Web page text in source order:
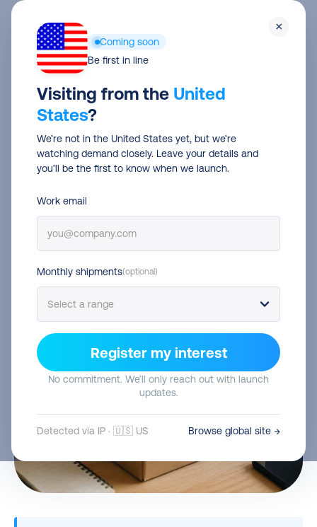
Skip
content
E-commerce logistics
Envíos Shopify: guía
completa para tiendas de
e-commerce
×
Coming soon
Be first in line
Visiting from the United
States?
We’re not in the United States yet, but we’re
watching demand closely. Leave your details and
you’ll be the first to know when we launch.
Work email
Monthly shipments(optional)
Register my interest
No commitment. We’ll only reach out with launch
updates.
Detected via IP · 🇺🇸 US Browse global site →